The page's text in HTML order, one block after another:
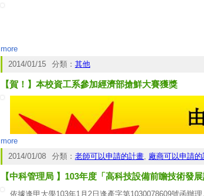
more
2014/01/15
分類： 其他
【賀！】本校資工系參加經濟部搶鮮大賽獲獎
more
2014/01/08
分類： 老師可以申請的計畫, 廠商可以申請的
【中科管理局 】103年度「高科技設備前瞻技術發
依據逢甲大學103年1月2日逢產字第1030078609號函辦理